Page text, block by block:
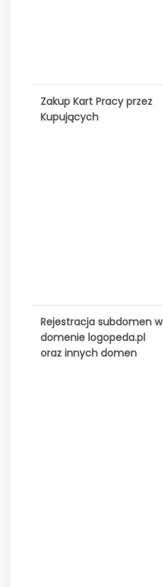
Zakup Kart Pracy przez
Kupujących
Rejestracja subdomen w
domenie logopeda.pl
oraz innych domen